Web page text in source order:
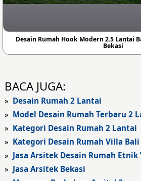
Desain Rumah Hook Modern 2.5 Lantai
Bekasi
BACA JUGA:
» Desain Rumah 2 Lantai
» Model Desain Rumah Terbaru 2
» Kategori Desain Rumah 2 Lantai
» Kategori Desain Rumah Villa Bali
» Jasa Arsitek Desain Rumah Etnik
» Jasa Arsitek Bekasi